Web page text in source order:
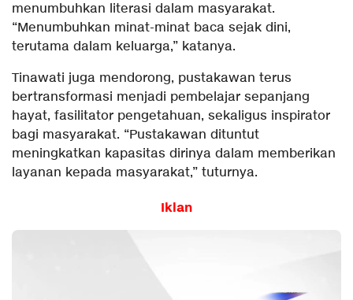
menumbuhkan literasi dalam masyarakat.
“Menumbuhkan minat-minat baca sejak dini,
terutama dalam keluarga,” katanya.
Tinawati juga mendorong, pustakawan terus
bertransformasi menjadi pembelajar sepanjang
hayat, fasilitator pengetahuan, sekaligus inspirator
bagi masyarakat. “Pustakawan dituntut
meningkatkan kapasitas dirinya dalam memberikan
layanan kepada masyarakat,” tuturnya.
Iklan